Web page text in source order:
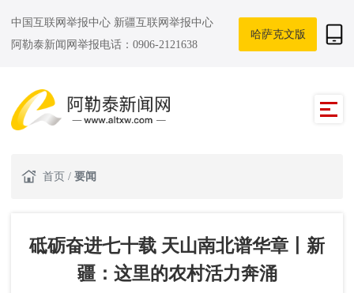
中国互联网举报中心 新疆互联网举报中心
阿勒泰新闻网举报电话：0906-2121638
哈萨克文版
首页 / 要闻
砥砺奋进七十载 天山南北谱华章丨新
疆：这里的农村活力奔涌